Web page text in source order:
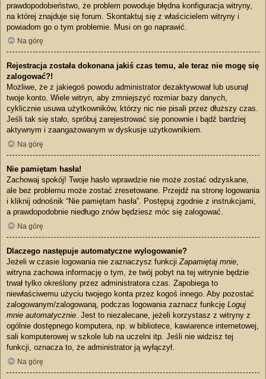
prawdopodobieństwo, że problem powoduje błędna konfiguracja witryny,
na której znajduje się forum. Skontaktuj się z właścicielem witryny i
powiadom go o tym problemie. Musi on go naprawić.
Na górę
Rejestracja została dokonana jakiś czas temu, ale teraz nie mogę się
zalogować?!
Możliwe, że z jakiegoś powodu administrator dezaktywował lub usunął
twoje konto. Wiele witryn, aby zmniejszyć rozmiar bazy danych,
cyklicznie usuwa użytkowników, którzy nic nie pisali przez dłuższy czas.
Jeśli tak się stało, spróbuj zarejestrować się ponownie i bądź bardziej
aktywnym i zaangażowanym w dyskusje użytkownikiem.
Na górę
Nie pamiętam hasła!
Zachowaj spokój! Twoje hasło wprawdzie nie może zostać odzyskane,
ale bez problemu może zostać zresetowane. Przejdź na stronę logowania
i kliknij odnośnik “Nie pamiętam hasła”. Postępuj zgodnie z instrukcjami,
a prawdopodobnie niedługo znów będziesz móc się zalogować.
Na górę
Dlaczego następuje automatyczne wylogowanie?
Jeżeli w czasie logowania nie zaznaczysz funkcji Zapamiętaj mnie
witryna zachowa informację o tym, że twój pobyt na tej witrynie będzie
trwał tylko określony przez administratora czas. Zapobiega to
niewłaściwemu użyciu twojego konta przez kogoś innego. Aby pozostać
zalogowanym/zalogowaną, podczas logowania zaznacz funkcję Loguj
mnie automatycznie . Jest to niezalecane, jeżeli korzystasz z witryny z
ogólnie dostępnego komputera, np. w bibliotece, kawiarence internetowej,
sali komputerowej w szkole lub na uczelni itp. Jeśli nie widzisz tej
funkcji, oznacza to, że administrator ją wyłączył.
Na górę